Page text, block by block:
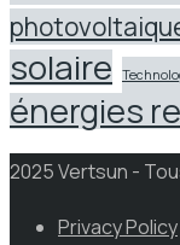
solaire
énergies
2025 Vertsun -
Privacy Policy